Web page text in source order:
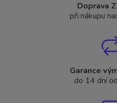
Doprava
při nákupu
Garance
do 14 dní